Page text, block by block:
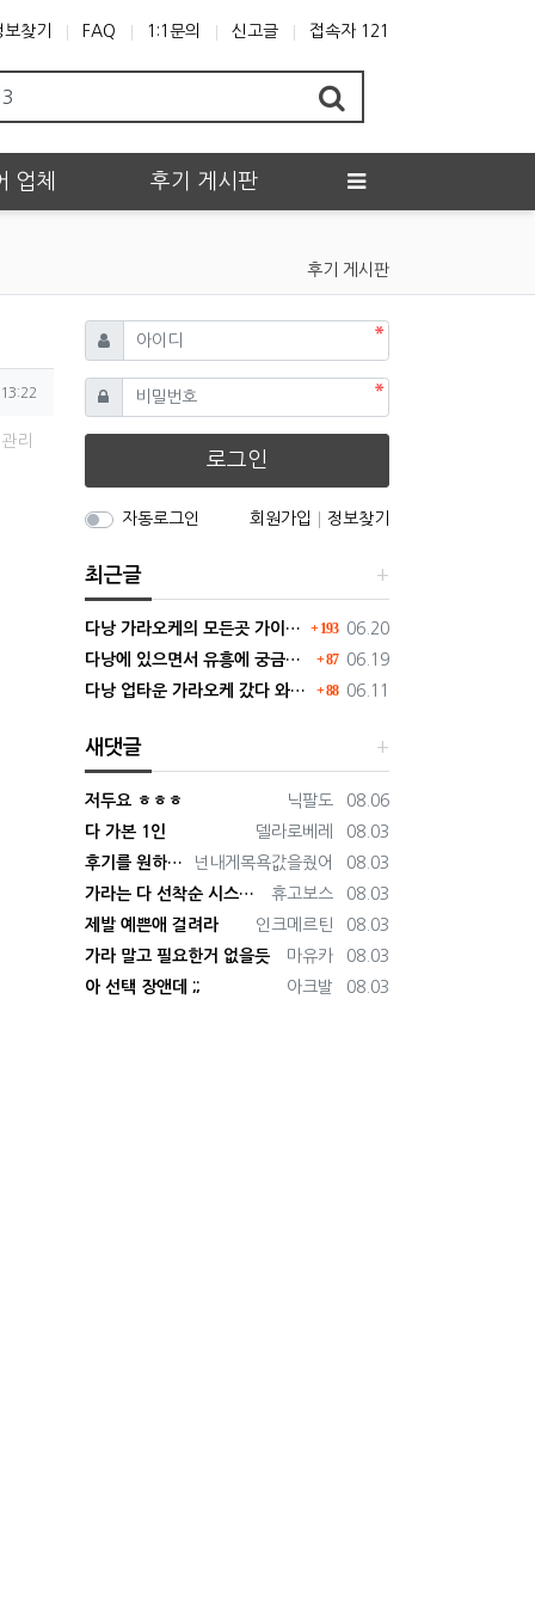
보찾기 FAQ 1:1문의 신고글 접속자 121
업체 후기 게시판
후기 게시판
관리
아이디 필수
비밀번호필수
로그인
자동로그인 회원가입 정보찾기
최근글
등록일
06.20
다낭 가라오케의 모든곳 가이드 확장판으로 보기쉽게 정리
193
등록일
06.19
다낭에 있으면서 유흥에 궁금했던 거 딱 정리해드림 필독하셈
댓글
87
등록일
06.11
다낭 업타운 가라오케 갔다 와봤는데 현재 1티어 미쳤다. 직접 가봐라.
댓글
88
새댓글
등록자
닉팔도 등록일
08.06
저두요 ㅎㅎㅎ
등록자
델라로베레 등록일
08.03
다 가본 1인
등록자
넌내게목욕값을줬어 등록일
08.03
후기를 원하시면 저에게로
등록자
휴고보스 등록일
08.03
가라는 다 선착순 시스템인가요 ?
등록자
인크메르틴 등록일
08.03
제발 예쁜애 걸려라
등록자
마유카 등록일
08.03
가라 말고 필요한거 없을듯
등록자
아크발 등록일
08.03
아 선택 장앤데 ;;